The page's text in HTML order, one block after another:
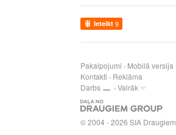
Ieteikt 9
Pakalpojumi Mobilā versija
Kontakti
Reklāma
Darbs
Vairāk
© 2004 - 2026 SIA Draugiem